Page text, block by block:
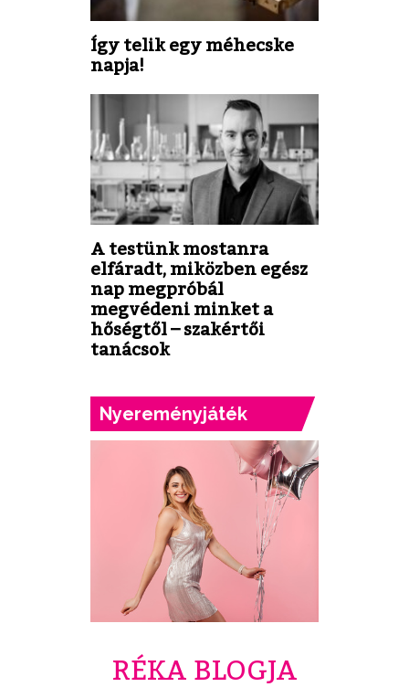
Így telik egy méhecske
napja!
A testünk mostanra
elfáradt, miközben egész
nap megpróbál
megvédeni minket a
hőségtől – szakértői
tanácsok
Nyereményjáték
RÉKA BLOGJA